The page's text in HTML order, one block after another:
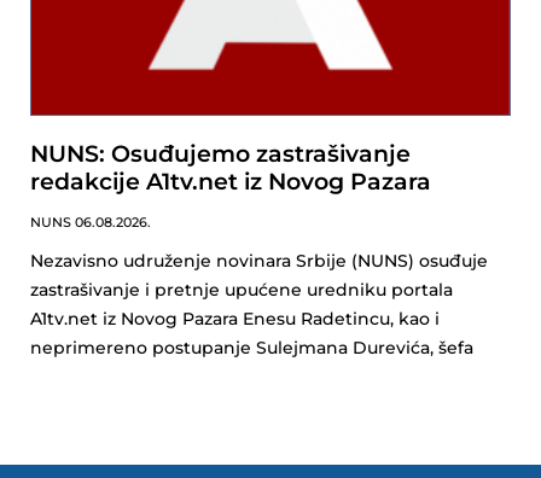
NUNS: Osuđujemo zastrašivanje
redakcije A1tv.net iz Novog Pazara
NUNS 06.08.2026.
Nezavisno udruženje novinara Srbije (NUNS) osuđuje
zastrašivanje i pretnje upućene uredniku portala
A1tv.net iz Novog Pazara Enesu Radetincu, kao i
neprimereno postupanje Sulejmana Durevića, šefa